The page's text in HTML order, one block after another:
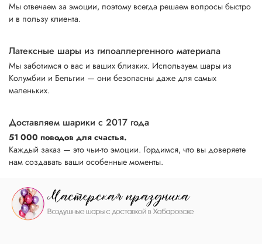
Мы отвечаем за эмоции, поэтому всегда решаем вопросы быстро
и в пользу клиента.
Латексные шары из гипоаллергенного материала
Мы заботимся о вас и ваших близких. Используем шары из
Колумбии и Бельгии — они безопасны даже для самых
маленьких.
Доставляем шарики с 2017 года
51 000 поводов для счастья.
Каждый заказ — это чьи-то эмоции. Гордимся, что вы доверяете
нам создавать ваши особенные моменты.